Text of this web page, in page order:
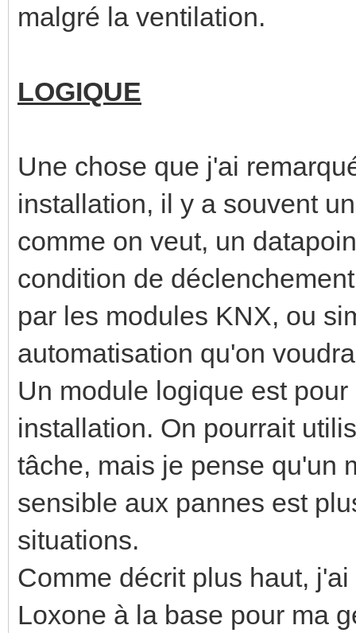
malgré la ventilation.
LOGIQUE
Une chose que j'ai
installation, il y a souvent
comme on veut, un
condition de
par les modules KNX, ou
automatisation qu'on
Un module logique est
installation. On pourrait
tâche, mais je pense qu'un
sensible aux pannes est
situations.
Comme décrit plus haut,
Loxone à la base pour ma